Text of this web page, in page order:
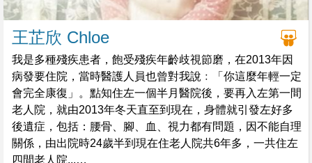
王芷欣 Chloe
我是多種殘疾患者，飽受殘疾年齡歧視節磨，在2013年因
病發要住院，當時醫護人員也曾對我說﹕「你這麼年輕一定
會完全康復」。點知住左一個半月醫院後，要再入左第一間
老人院，就由2013年冬天直至到現在，身體就引發左好多
後遺症，包括：腰骨、腳、血、視力都有問題，因不能自理
關係，由出院時24歲半到現在住老人院共6年多，一共住左
四間老人院...